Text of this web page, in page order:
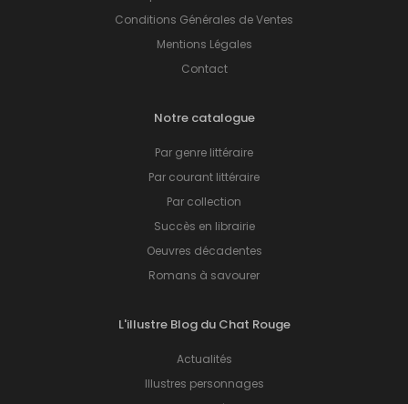
Conditions Générales de Ventes
Mentions Légales
Contact
Notre catalogue
Par genre littéraire
Par courant littéraire
Par collection
Succès en librairie
Oeuvres décadentes
Romans à savourer
L'illustre Blog du Chat Rouge
Actualités
Illustres personnages